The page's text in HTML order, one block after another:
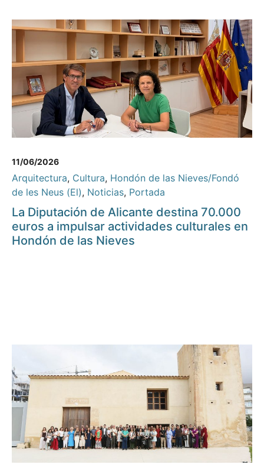
11/06/2026
Arquitectura, Cultura, Hondón de las Nieves/Fondó
de les Neus (El), Noticias, Portada
La Diputación de Alicante destina 70.000
euros a impulsar actividades culturales en
Hondón de las Nieves